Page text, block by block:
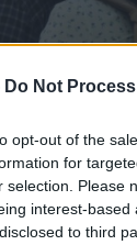
Do Not
opt-out of the
for
selection. Please
interest-
to third